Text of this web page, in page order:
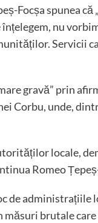
Focșa spunea că
nu
Servicii
gravă” prin
Corbu, unde,
locale,
Romeo
de administrațiile
măsuri brutale